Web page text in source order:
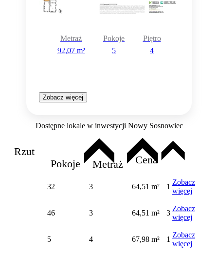
Metraż
92,07 m²
Pokoje
5
Piętro
4
Zobacz więcej
Dostępne lokale w inwestycji Nowy Sosnowiec
Rzut
Pokoje
Metraż Cena
32 3 64,51 m² 1
Zobacz
więcej
46 3 64,51 m² 3
Zobacz
więcej
5 4 67,98 m² 1
Zobacz
więcej